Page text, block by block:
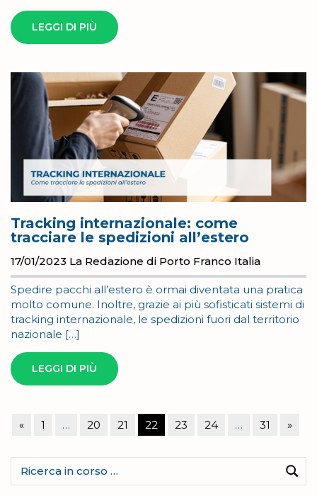
LEGGI DI PIÙ
Tracking internazionale: come
tracciare le spedizioni all’estero
17/01/2023 La Redazione di Porto Franco Italia
Spedire pacchi all’estero è ormai diventata una pratica
molto comune. Inoltre, grazie ai più sofisticati sistemi di
tracking internazionale, le spedizioni fuori dal territorio
nazionale […]
LEGGI DI PIÙ
Paginazione
articoli
«Articolo
1 … 20 21 22 23 24 … 31 »
per: